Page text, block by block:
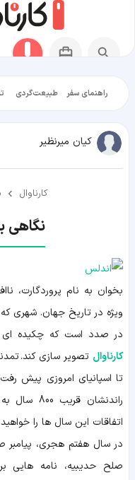
راهنمای سفر طبیعت‌گردی
کیان میرنظیر
کارناوال
نگاهی
بخوان به نام پروردگارت،
ویژه در تاریخ جهان. شهری
در صدد است كه چکیده ای
کارناوال تصویر سازی كند.
تا اسپانیای امروزی پیش
اتفاقات این سال ها را
در سال هفتم هجری، پیامبر
صلح حدیبیه، نامه هایی